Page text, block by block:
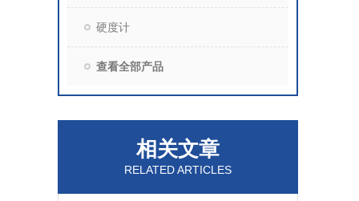
硬度计
查看全部产品
相关文章
RELATED ARTICLES